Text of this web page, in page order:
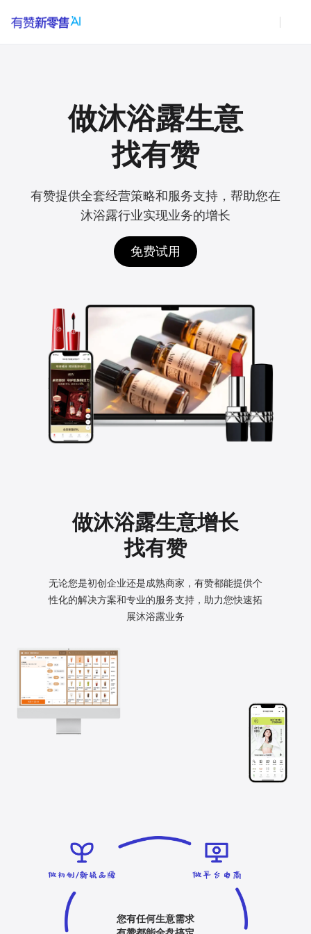
做沐浴露生意
找有赞
有赞提供全套经营策略和服务支持，帮助您在
沐浴露行业实现业务的增长
免费试用
做沐浴露生意增长
找有赞
无论您是初创企业还是成熟商家，有赞都能提供个
性化的解决方案和专业的服务支持，助力您快速拓
展沐浴露业务
您有任何生意需求